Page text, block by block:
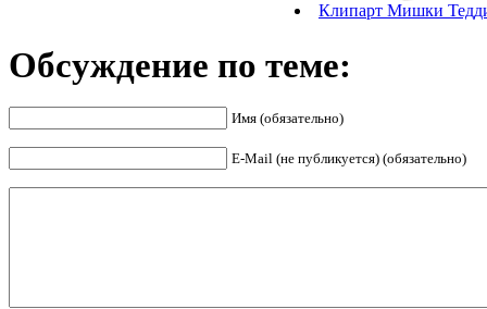
Клипарт Мишки
Обсуждение по теме:
Имя (обязательно)
E-Mail (не публикуется) (обязательно)